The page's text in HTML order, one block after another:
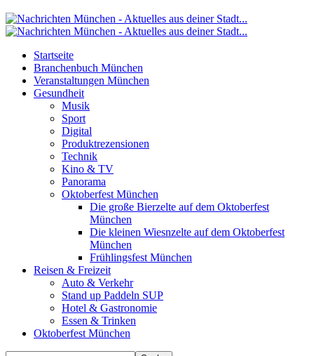
Startseite
Branchenbuch München
Veranstaltungen München
Gesundheit
Musik
Sport
Digital
Produktrezensionen
Technik
Kino & TV
Panorama
Oktoberfest München
Die große Bierzelte auf dem Oktoberfest
München
Die kleinen Wiesnzelte auf dem Oktoberfest
München
Frühlingsfest München
Reisen & Freizeit
Auto & Verkehr
Stand up Paddeln SUP
Hotel & Gastronomie
Essen & Trinken
Oktoberfest München